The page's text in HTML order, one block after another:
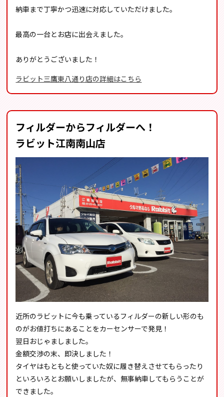
納車まで丁寧かつ迅速に対応していただけました。
最高の一台とお店に出会えました。
ありがとうございました！
ラビット三鷹東八通り店の詳細はこちら
フィルダーからフィルダーへ！
ラビット江南南山店
近所のラビットに今も乗っているフィルダーの新しい形のも
のがお値打ちにあることをカーセンサーで発見！
翌日おじゃましました。
金額交渉の末、即決しました！
タイヤはもともと使っていた奴に履き替えさせてもらったり
といろいろとお願いしましたが、無事納車してもらうことが
できました。